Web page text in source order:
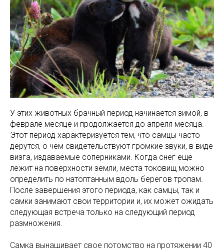
У этих животных брачный период начинается зимой, в
феврале месяце и продолжается до апреля месяца.
Этот период характеризуется тем, что самцы часто
дерутся, о чем свидетельствуют громкие звуки, в виде
визга, издаваемые соперниками. Когда снег еще
лежит на поверхности земли, места токовищ можно
определить по натоптанным вдоль берегов тропам.
После завершения этого периода, как самцы, так и
самки занимают свои территории и, их может ожидать
следующая встреча только на следующий период
размножения.
Самка вынашивает свое потомство на протяжении 40